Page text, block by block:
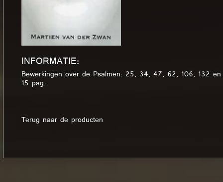
INFORMATIE:
Bewerkingen over de Psalmen: 25, 34, 47, 62, 106, 132
15 pag.
Terug naar de producten